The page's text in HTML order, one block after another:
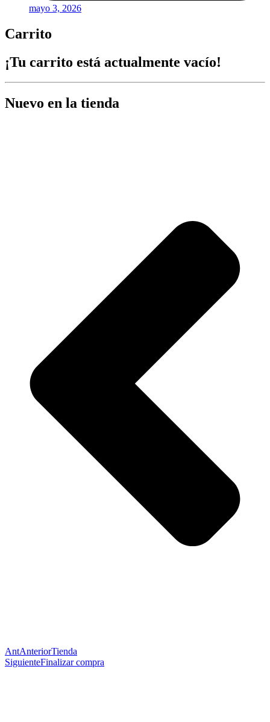
mayo 3, 2026
Carrito
¡Tu carrito está actualmente vacío!
Nuevo en la tienda
AntAnteriorTienda
SiguienteFinalizar compra